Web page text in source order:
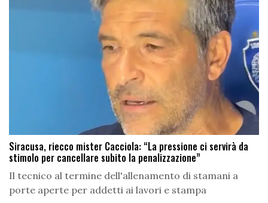
Siracusa, riecco mister Cacciola: “La pressione ci servirà da
stimolo per cancellare subito la penalizzazione”
Il tecnico al termine dell'allenamento di stamani a
porte aperte per addetti ai lavori e stampa